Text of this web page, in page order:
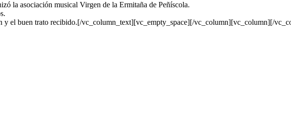
la asociación musical Virgen de la Ermitaña de Peñíscola.
y el buen trato recibido.[/vc_column_text][vc_empty_space][/vc_column][vc_column][/